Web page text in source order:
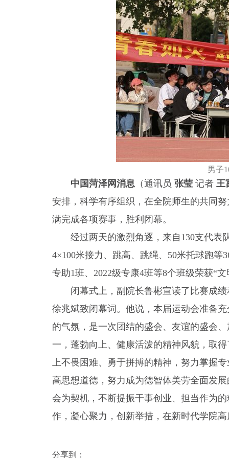
男子
中国菏泽网消息 （通讯员 张莹 记者 王
安排，科学有序组织，在全院师生的共同
满完成各项赛事，胜利闭幕。
经过两天的激烈角逐，来自130支代表
4×100米接力、跳高、跳绳、50米托球跑等
专助1班、2022级专康4班等8个班级荣获“
闭幕式上，副院长鲁彬宣读了比赛成
徐兆斌致闭幕词。他说，本届运动会准备
的气氛，是一次团结的盛会、友谊的盛会
一，蓬勃向上、健康活泼的精神风貌，取
上不畏困难、勇于拼搏的精神，努力掌握
高思想道德，努力成为德智体美劳全面发
会为契机，不断提振干事创业、担当作为
作，凝心聚力，创新举措，在新时代学院
分享到：